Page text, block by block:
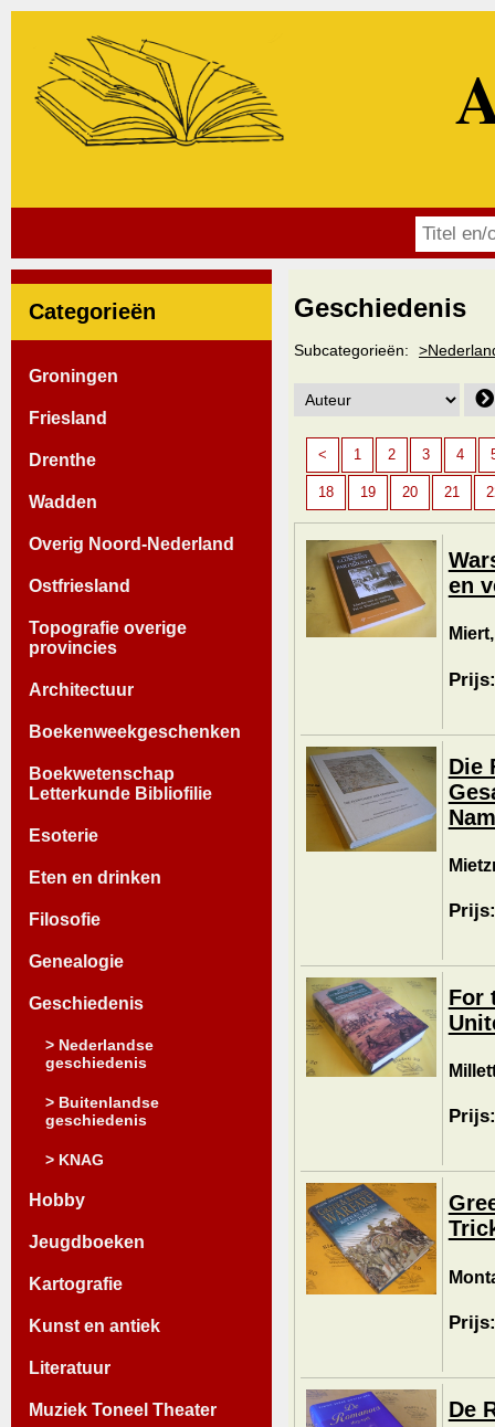
Categorieën
Groningen
Friesland
Drenthe
Wadden
Overig Noord-Nederland
Ostfriesland
Topografie overige
provincies
Architectuur
Boekenweekgeschenken
Boekwetenschap
Letterkunde Bibliofilie
Esoterie
Eten en drinken
Filosofie
Genealogie
Geschiedenis
> Nederlandse
geschiedenis
> Buitenlandse
geschiedenis
> KNAG
Hobby
Jeugdboeken
Kartografie
Kunst en antiek
Literatuur
Muziek Toneel Theater
Geschiedenis
Subcategorieën:
< 1 2 3 4
18 19 20 21
en
Die
For
De